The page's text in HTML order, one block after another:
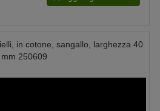
in cotone, sangallo, larghezza 40
mm 250609